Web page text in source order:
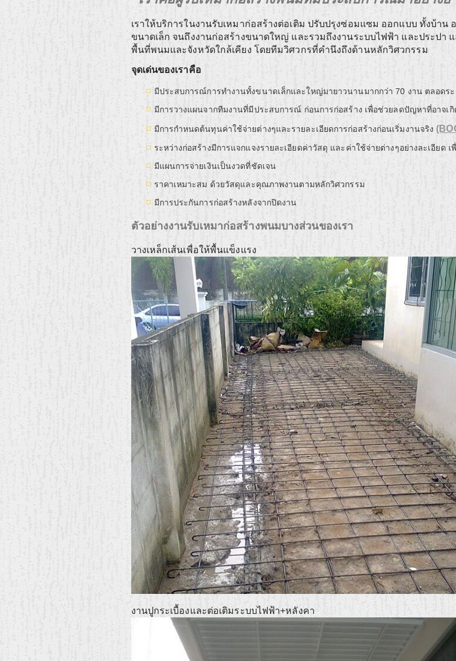
เราให้บริการในงานรับเหมาก่อสร้างต่อเติม ปรับปรุงซ่อมแซม ออกแบบ ทั้งบ้า
ขนาดเล็ก จนถึงงานก่อสร้างขนาดใหญ่ และรวมถึงงานระบบไฟฟ้า และประปา
พื้นที่พนมและจังหวัดใกล้เคียง โดยทีมวิศวกรที่คำนึงถึงด้านหลักวิศวกรรม
จุดเด่นของเราคือ
มีประสบการณ์การทำงานทั้งขนาดเล็กและใหญ่มายาวนานมากกว่า 70 งาน ตลอดระ
มีการวางแผนจากทีมงานที่มีประสบการณ์ ก่อนการก่อสร้าง เพื่อช่วยลดปัญหาที่อาจเกิ
มีการกำหนดต้นทุนค่าใช้จ่ายต่างๆและรายละเอียดการก่อสร้างก่อนเริ่มงานจริง
ระหว่างก่อสร้างมีการแจกแจงรายละเอียดค่าวัสดุ และค่าใช้จ่ายต่างๆอย่างละเอียด
มีแผนการจ่ายเงินเป็นงวดที่ชัดเจน
ราคาเหมาะสม ด้วยวัสดุและคุณภาพงานตามหลักวิศวกรรม
มีการประกันการก่อสร้างหลังจากปิดงาน
ตัวอย่างงานรับเหมาก่อสร้างพนมบางส่วนของเรา
วางเหล็กเส้นเพื่อให้พื้นแข็งแรง
งานปูกระเบื้องและต่อเติมระบบไฟฟ้า+หลังคา